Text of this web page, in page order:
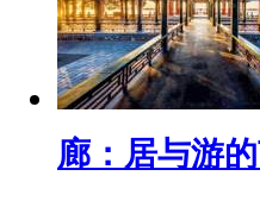
廊：居与游